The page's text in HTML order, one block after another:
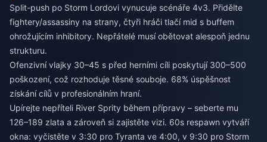
Split-push po Storm Lordovi vynucuje scénáře 4v3. Přidělte
fightery/assassiny na strany, čtyři hráči tlačí mid s buffem
ohrožujícím inhibitory. Nepřátelé musí obětovat alespoň jednu
strukturu.
Ofenzivní vlajky 30–45 s před herními cíli poskytují 300–500
poškození, což rozhoduje těsné souboje. 68% úspěšnost
získání cílů v profesionálním hraní.
Upírejte nepříteli River Sprity během přípravy – seberte mu
126–189 zlata a zároveň si zajistěte vizi. 60s respawn vytváří
okna: vyčistěte v 3:30 pro Tyranta ve 4:00, v 9:30 pro Storm